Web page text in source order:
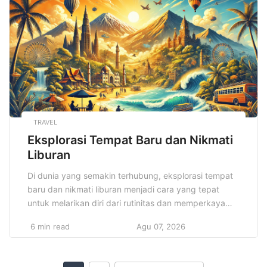
bisnis terbaik untuk sukses di 2025. Tahun ini, lebih
[…]
TRAVEL
Eksplorasi Tempat Baru dan Nikmati
Liburan
Di dunia yang semakin terhubung, eksplorasi tempat
baru dan nikmati liburan menjadi cara yang tepat
untuk melarikan diri dari rutinitas dan memperkaya
kini lebih mudah untuk menjelajahi tempat-tempat
6 min read Agu 07, 2026